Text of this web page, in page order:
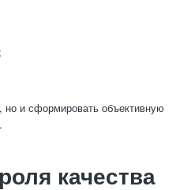
но и сформировать объективную
качества